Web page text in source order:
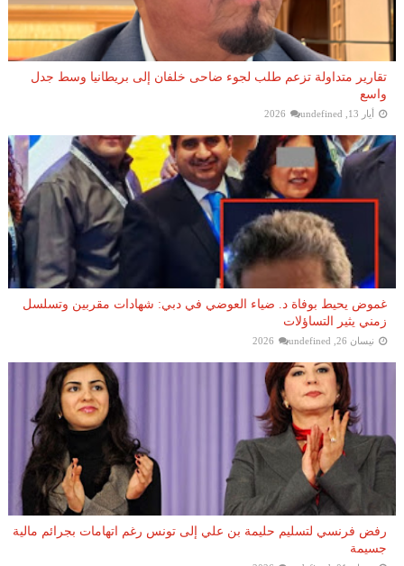
تقارير متداولة تزعم طلب لجوء ضاحى خلفان إلى بريطانيا وسط جدل
واسع
أيار 13, 2026 undefined
غموض يحيط بوفاة د. ضياء العوضي في دبي: شهادات مقربين وتسلسل
زمني يثير التساؤلات
نيسان 26, 2026 undefined
رفض فرنسي لتسليم حليمة بن علي إلى تونس رغم اتهامات بجرائم مالية
جسيمة